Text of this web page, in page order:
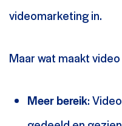
videomarketing in.
Maar wat maakt
Meer bereik: